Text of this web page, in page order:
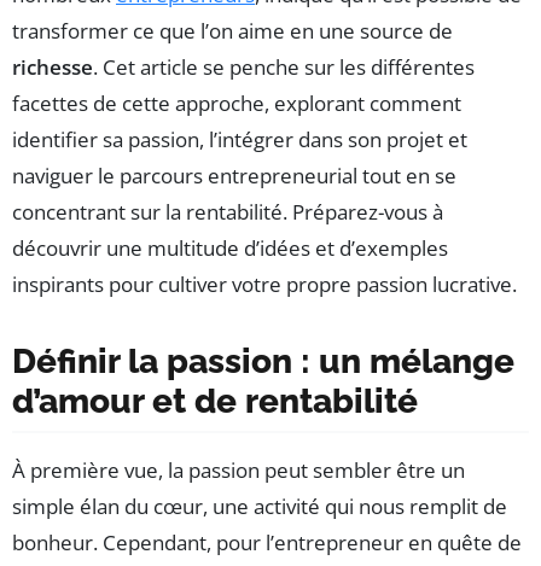
transformer ce que l’on aime en une source de
richesse. Cet article se penche sur les différentes
facettes de cette approche, explorant comment
identifier sa passion, l’intégrer dans son projet et
naviguer le parcours entrepreneurial tout en se
concentrant sur la rentabilité. Préparez-vous à
découvrir une multitude d’idées et d’exemples
inspirants pour cultiver votre propre passion lucrative.
Définir la passion : un mélange
d’amour et de rentabilité
À première vue, la passion peut sembler être un
simple élan du cœur, une activité qui nous remplit de
bonheur. Cependant, pour l’entrepreneur en quête de